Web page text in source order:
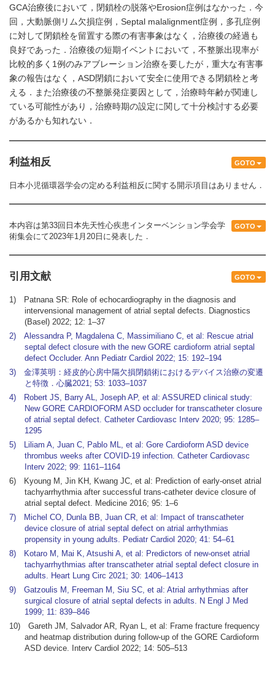
GCA治療後において，閉鎖栓の脱落やErosion症例はなかった．今
回，大動脈側リム欠損症例，Septal malalignment症例，多孔症例
に対して閉鎖栓を留置する際の有害事象はなく，治療後の経過も
良好であった．治療後の短期イベントにおいて，不整脈出現率が
比較的多く1例のみアブレーション治療を要したが，重大な有害事
象の報告はなく，ASD閉鎖において安全に使用できる閉鎖栓と考
える．また治療後の不整脈発症要因として，治療時年齢が関連し
ている可能性があり，治療時期の設定に関して十分検討する必要
があるかも知れない．
GOTO
利益相反
日本小児循環器学会の定める利益相反に関する開示項目はありません．
GOTO
本内容は第33回日本先天性心疾患インターベンション学会学
術集会にて2023年1月20日に発表した．
GOTO
引用文献
1) Patnana SR: Role of echocardiography in the diagnosis and
intervensional management of atrial septal defects. Diagnostics
(Basel) 2022; 12: 1–37
2) Alessandra P, Magdalena C, Massimiliano C, et al: Rescue atrial
septal defect closure with the new GORE cardioform atrial septal
defect Occluder. Ann Pediatr Cardiol 2022; 15: 192–194
3) 金澤英明：経皮的心房中隔欠損閉鎖術におけるデバイス治療の変遷
と特徴．心臓2021; 53: 1033–1037
4) Robert JS, Barry AL, Joseph AP, et al: ASSURED clinical study:
New GORE CARDIOFORM ASD occluder for transcatheter closure
of atrial septal defect. Catheter Cardiovasc Interv 2020; 95: 1285–
1295
5) Liliam A, Juan C, Pablo ML, et al: Gore Cardioform ASD device
thrombus weeks after COVID-19 infection. Catheter Cardiovasc
Interv 2022; 99: 1161–1164
6) Kyoung M, Jin KH, Kwang JC, et al: Prediction of early-onset atrial
tachyarrhythmia after successful trans-catheter device closure of
atrial septal defect. Medicine 2016; 95: 1–6
7) Michel CO, Dunla BB, Juan CR, et al: Impact of transcatheter
device closure of atrial septal defect on atrial arrhythmias
propensity in young adults. Pediatr Cardiol 2020; 41: 54–61
8) Kotaro M, Mai K, Atsushi A, et al: Predictors of new-onset atrial
tachyarrhythmias after transcatheter atrial septal defect closure in
adults. Heart Lung Circ 2021; 30: 1406–1413
9) Gatzoulis M, Freeman M, Siu SC, et al: Atrial arrhythmias after
surgical closure of atrial septal defects in adults. N Engl J Med
1999; 11: 839–846
10) Gareth JM, Salvador AR, Ryan L, et al: Frame fracture frequency
and heatmap distribution during follow-up of the GORE Cardioform
ASD device. Interv Cardiol 2022; 14: 505–513